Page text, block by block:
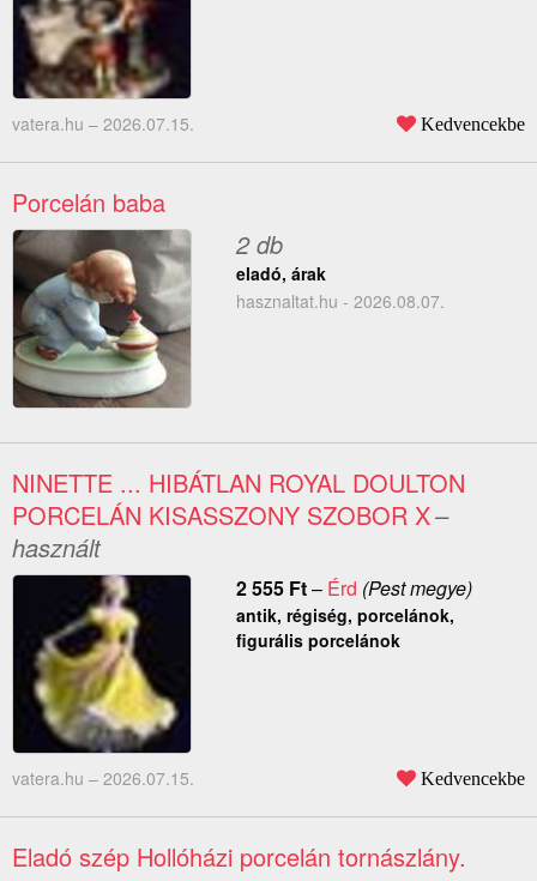
vatera.hu – 2026.07.15. Kedvencekbe
Porcelán baba
2 db
eladó, árak
hasznaltat.hu - 2026.08.07.
NINETTE ... HIBÁTLAN ROYAL DOULTON
PORCELÁN KISASSZONY SZOBOR X–
használt
2 555 Ft– Érd (Pest megye)
antik, régiség, porcelánok,
figurális porcelánok
vatera.hu – 2026.07.15. Kedvencekbe
Eladó szép Hollóházi porcelán tornászlány.